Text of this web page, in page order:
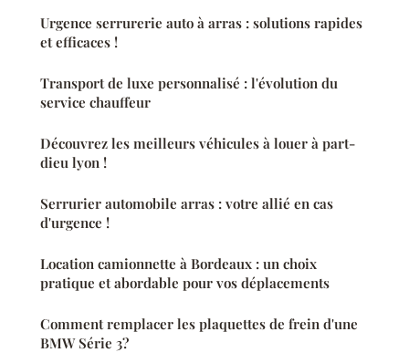
Urgence serrurerie auto à arras : solutions rapides
et efficaces !
Transport de luxe personnalisé : l'évolution du
service chauffeur
Découvrez les meilleurs véhicules à louer à part-
dieu lyon !
Serrurier automobile arras : votre allié en cas
d'urgence !
Location camionnette à Bordeaux : un choix
pratique et abordable pour vos déplacements
Comment remplacer les plaquettes de frein d'une
BMW Série 3?